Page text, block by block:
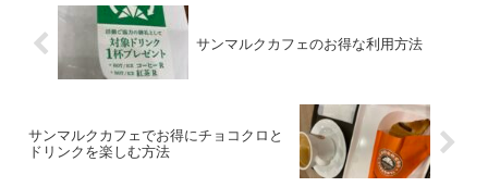
サンマルクカフェのお得な利用方法
サンマルクカフェでお得にチョコクロと
ドリンクを楽しむ方法